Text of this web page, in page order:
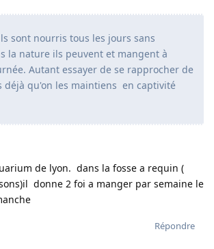
sont nourris tous les jours sans
la nature ils peuvent et mangent à
Autant essayer de se rapprocher de
déjà qu'on les maintiens en captivité
de lyon. dans la fosse a requin (
donne 2 foi a manger par semaine le
Répondre